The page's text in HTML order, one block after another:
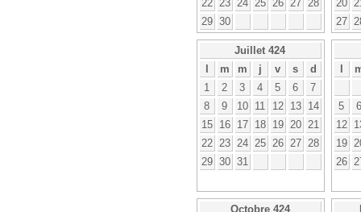
22
23 24 25 26 27
28
29 30
20
27
Juillet 424
l
m m j v s
d
1
2 3 4 5 6
7
8
9 10 11 12 13
14
15
16 17 18 19 20
21
22
23 24 25 26 27
28
29 30 31
l
5
6
12
19
26
Octobre 424